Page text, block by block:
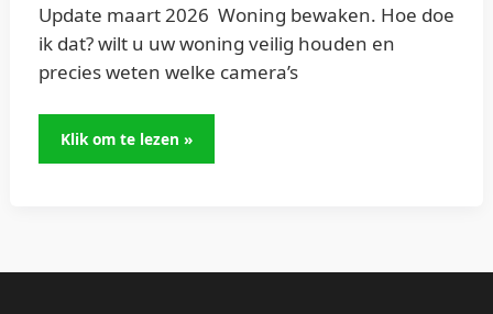
Update maart 2026 Woning bewaken. Hoe doe
ik dat? wilt u uw woning veilig houden en
precies weten welke camera’s
Klik om te lezen »